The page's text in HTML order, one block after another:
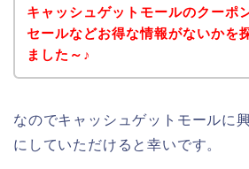
キャッシュゲットモールのクーポ
セールなどお得な情報がないかを
ました～♪
なのでキャッシュゲットモールに
にしていただけると幸いです。